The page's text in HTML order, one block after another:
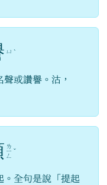
ㄩ ˋ
或讚譽。沽，
ㄌ
ㄧ
ㄥ
ˇ
。全句是說「提起